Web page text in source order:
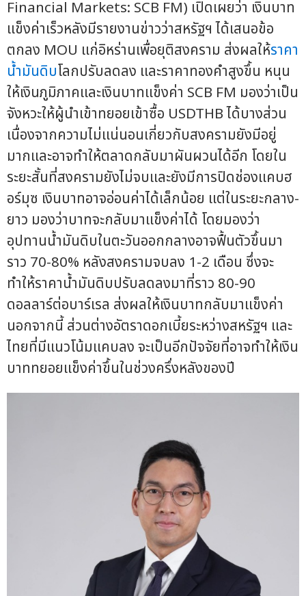
Financial Markets: SCB FM) เปิดเผยว่า เงินบาท
แข็งค่าเร็วหลังมีรายงานข่าวว่าสหรัฐฯ ได้เสนอข้อ
ตกลง MOU แก่อิหร่านเพื่อยุติสงคราม ส่งผลให้ราคา
น้ำมันดิบโลกปรับลดลง และราคาทองคำสูงขึ้น หนุน
ให้เงินภูมิภาคและเงินบาทแข็งค่า SCB FM มองว่าเป็น
จังหวะให้ผู้นำเข้าทยอยเข้าซื้อ USDTHB ได้บางส่วน
เนื่องจากความไม่แน่นอนเกี่ยวกับสงครามยังมีอยู่
มากและอาจทำให้ตลาดกลับมาผันผวนได้อีก โดยใน
ระยะสั้นที่สงครามยังไม่จบและยังมีการปิดช่องแคบฮ
อร์มุซ เงินบาทอาจอ่อนค่าได้เล็กน้อย แต่ในระยะกลาง-
ยาว มองว่าบาทจะกลับมาแข็งค่าได้ โดยมองว่า
อุปทานน้ำมันดิบในตะวันออกกลางอาจฟื้นตัวขึ้นมา
ราว 70-80% หลังสงครามจบลง 1-2 เดือน ซึ่งจะ
ทำให้ราคาน้ำมันดิบปรับลดลงมาที่ราว 80-90
ดอลลาร์ต่อบาร์เรล ส่งผลให้เงินบาทกลับมาแข็งค่า
นอกจากนี้ ส่วนต่างอัตราดอกเบี้ยระหว่างสหรัฐฯ และ
ไทยที่มีแนวโน้มแคบลง จะเป็นอีกปัจจัยที่อาจทำให้เงิน
บาททยอยแข็งค่าขึ้นในช่วงครึ่งหลังของปี